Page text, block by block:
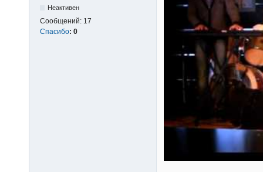
Неактивен
Сообщений: 17
Спасибо: 0